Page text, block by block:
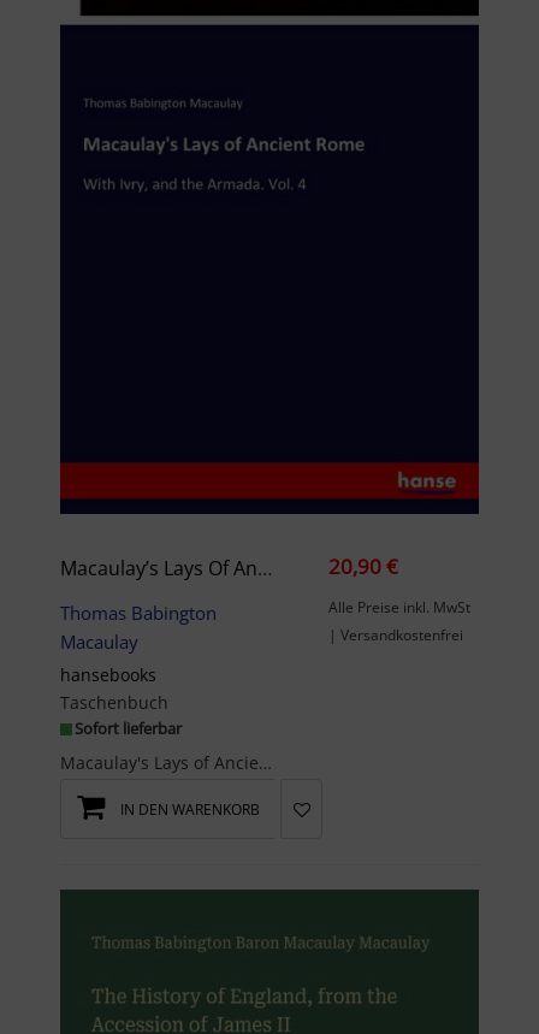
Macaulay’s Lays Of Ancient Rome
Thomas Babington
Macaulay
hansebooks
Taschenbuch
Sofort lieferbar
Macaulay's Lays of Ancient Rome - With Ivry, and the Armada. Vol. 4 is an unchanged, high-quality...
20,90 €
Alle Preise inkl. MwSt
| Versandkostenfrei
IN DEN WARENKORB